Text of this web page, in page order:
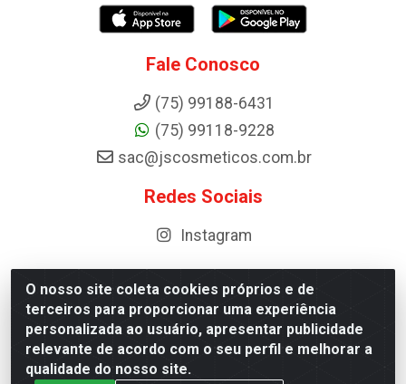
O nosso site coleta cookies próprios e de
terceiros para proporcionar uma experiência
personalizada ao usuário, apresentar publicidade
relevante de acordo com o seu perfil e melhorar a
qualidade do nosso site.
Fale Conosco
(75) 99188-6431
(75) 99118-9228
sac@jscosmeticos.com.br
Redes Sociais
Instagram
Distribuidora de Cosméticos Antoneto LTDA - BA-052,
km 87 - Industrial, Ipirá - BA, 44600-000 - CNPJ
10.984.107/0001-75